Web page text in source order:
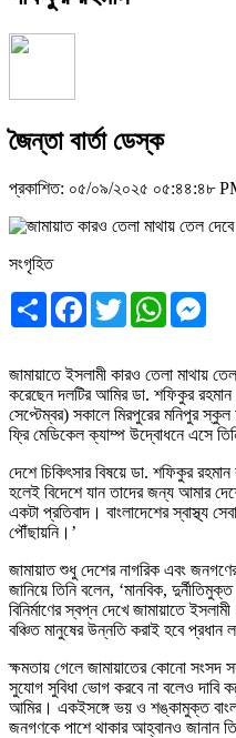
জৈন্তা বার্তা ডেস্ক
প্রকাশিত: ০৫/০৯/২০২৫ ০৫:৪৪:৪৮
সংগৃহিত
Share Facebook
TwitterWhatsApp
জামায়াতে ইসলামী কারও তেলা মাথায়
করেছেন দলটির আমির ডা. শফিকুর
সেপ্টেম্বর) সকালে মিরপুরের মনিপুর স্কুল
ফ্রি মেডিকেল ক্যাম্প উদ্বোধনে এসে
দেশে চিকিৎসার বিষয়ে ডা. শফিকুর রহমান
হলেই বিদেশে যান তাদের জন্য আমার
একটা প্রতিবাদ। বাংলাদেশের স্বাস্থ্য
পৌঁছায়নি।’
জামায়াত শুধু দেশের নাগরিক এবং
জানিয়ে তিনি বলেন, ‘মানবিক,
বিনির্মাণের স্বপ্ন দেখে জামায়াতে
বঞ্চিত মানুষের উন্নতি করাই হবে প্রধান
ক্ষমতায় গেলে জামায়াতের কোনো সংসদ
সুযোগ সুবিধা ভোগ করবে না বলেও দাবি
আমির। একইসঙ্গে ভয় ও শঙ্কামুক্ত
জনগণকে পাশে থাকার আহ্বানও জানান